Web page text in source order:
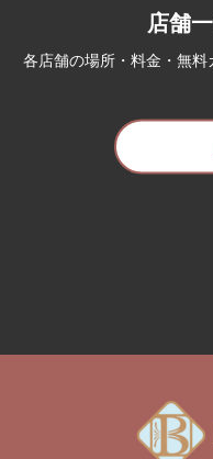
店舗
各店舗の場所・料金・無